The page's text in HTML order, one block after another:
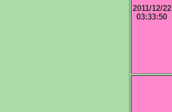
2011/12/22
03:33:50